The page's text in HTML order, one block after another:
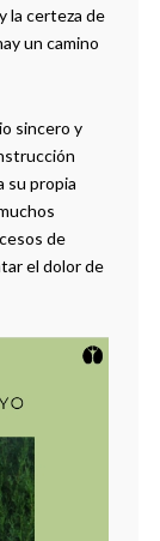
la certeza de
un camino
sincero y
su propia
de
el dolor de